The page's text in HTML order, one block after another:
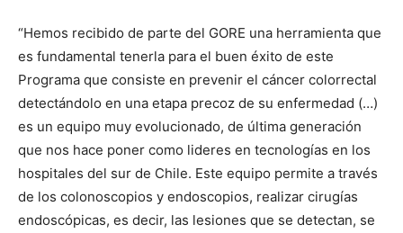
“Hemos recibido de parte del GORE una herramienta que
es fundamental tenerla para el buen éxito de este
Programa que consiste en prevenir el cáncer colorrectal
detectándolo en una etapa precoz de su enfermedad (…)
es un equipo muy evolucionado, de última generación
que nos hace poner como lideres en tecnologías en los
hospitales del sur de Chile. Este equipo permite a través
de los colonoscopios y endoscopios, realizar cirugías
endoscópicas, es decir, las lesiones que se detectan, se